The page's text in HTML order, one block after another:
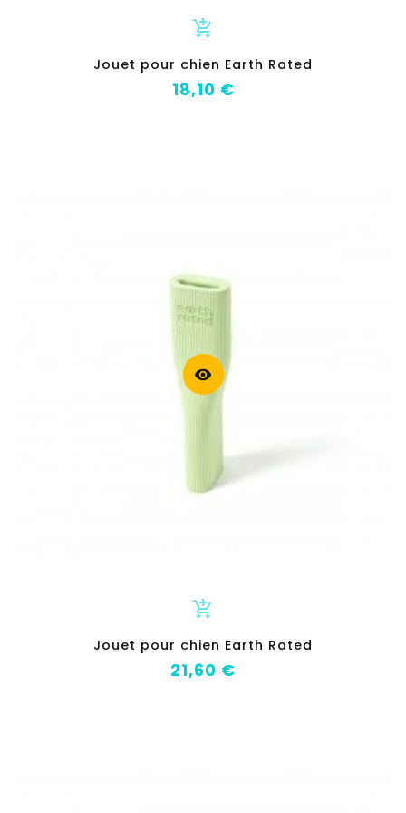
add_shopping_cart
Jouet pour chien Earth Rated
Prix
18,10 €
visibility
add_shopping_cart
Jouet pour chien Earth Rated
Prix
21,60 €